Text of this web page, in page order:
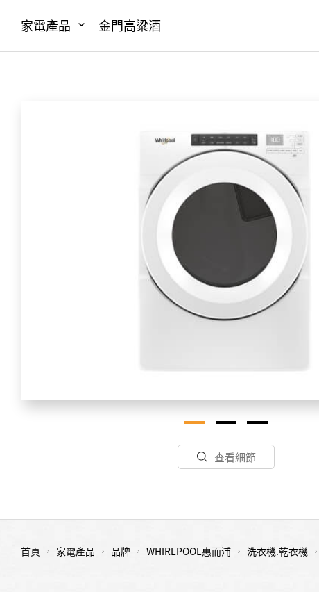
家電產品 金門高粱酒
查看細節
首頁 家電產品 品牌 WHIRLPOOL惠而浦 洗衣機.乾衣機